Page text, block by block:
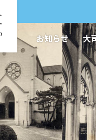
お知らせ 大